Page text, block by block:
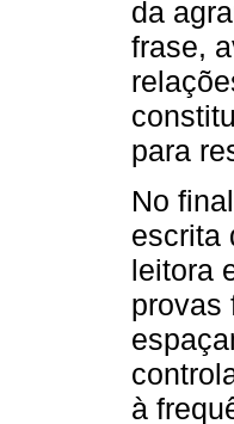
da
frase,
para
No
escrita
leitora
provas
à